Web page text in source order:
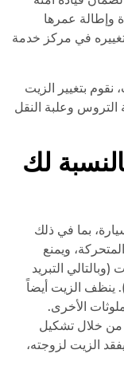
been using
January, so I
one. I quickly
everywhere
some kind of
quality of work
looking for a
skilled
وإطالة عمرها
في مركز خدمة
نقوم بتغيير الزيت
التروس وعلبة النقل
لك
بما في ذلك
ويمنع
التبريد
ينظف الزيت أيضاً
الأخرى.
من خلال تشكيل
الزيت لزوجته،